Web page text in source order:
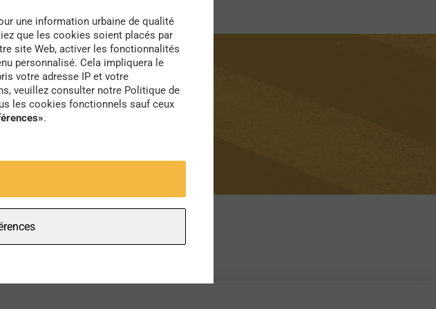
une information urbaine de qualité
que les cookies soient placés par
site Web, activer les fonctionnalités
personnalisé. Cela impliquera le
votre adresse IP et votre
veuillez consulter notre Politique de
les cookies fonctionnels sauf ceux
.